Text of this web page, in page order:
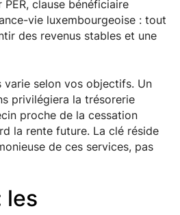
clause bénéficiaire
vie luxembourgeoise : tout
des revenus stables et une
varie selon vos objectifs. Un
privilégiera la trésorerie
proche de la cessation
la rente future. La clé réside
de ces services, pas
les